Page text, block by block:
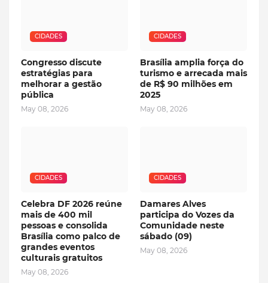
CIDADES
Congresso discute
estratégias para
melhorar a gestão
pública
May 08, 2026
CIDADES
Brasília amplia força do
turismo e arrecada mais
de R$ 90 milhões em
2025
May 08, 2026
CIDADES
Celebra DF 2026 reúne
mais de 400 mil
pessoas e consolida
Brasília como palco de
grandes eventos
culturais gratuitos
May 08, 2026
CIDADES
Damares Alves
participa do Vozes da
Comunidade neste
sábado (09)
May 08, 2026